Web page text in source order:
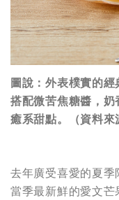
圖說：外表樸實的經
搭配微苦焦糖醬，
癒系甜點。（資料來
去年廣受喜愛的夏
當季最新鮮的愛文